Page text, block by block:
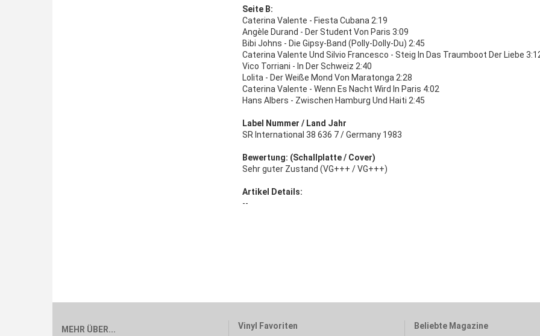
Seite B:
Caterina Valente - Fiesta Cubana 2:19
Angèle Durand - Der Student Von Paris 3:09
Bibi Johns - Die Gipsy-Band (Polly-Dolly-Du) 2:45
Caterina Valente Und Silvio Francesco - Steig In Das Traumboot Der Liebe
Vico Torriani - In Der Schweiz 2:40
Lolita - Der Weiße Mond Von Maratonga 2:28
Caterina Valente - Wenn Es Nacht Wird In Paris 4:02
Hans Albers - Zwischen Hamburg Und Haiti 2:45
Label Nummer / Land Jahr
SR International 38 636 7 / Germany 1983
Bewertung: (Schallplatte / Cover)
Sehr guter Zustand (VG+++ / VG+++)
Artikel Details:
--
MEHR ÜBER...
Vinyl Favoriten
Beliebte Magazine